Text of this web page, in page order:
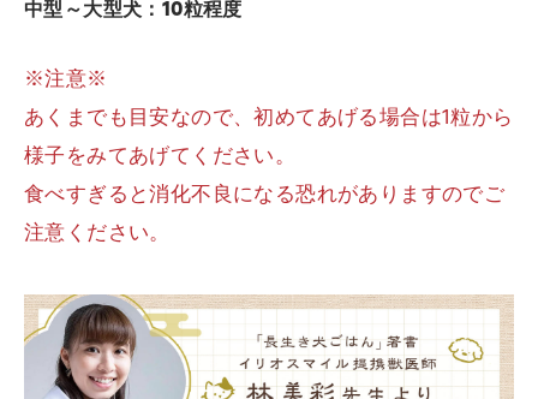
中型～大型犬：10粒程度
※注意※
あくまでも目安なので、初めてあげる場合は1粒から
様子をみてあげてください。
食べすぎると消化不良になる恐れがありますのでご
注意ください。